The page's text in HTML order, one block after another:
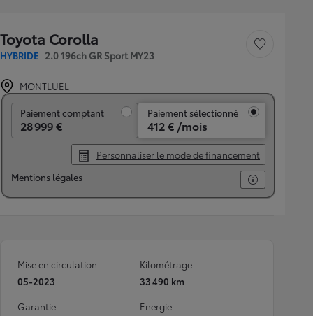
Toyota Corolla
HYBRIDE 2.0 196ch GR Sport MY23
Sauvegarder le
MONTLUEL
Paiement comptant
28 999 €
Paiement sélectionné
412 € /mois
Personnaliser le mode de financement
Mentions légales
Mise en circulation
05-2023
Kilométrage
33 490 km
Garantie
Energie